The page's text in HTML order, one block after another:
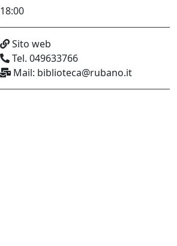
18:00
Sito web
Tel. 049633766
Mail: biblioteca@rubano.it